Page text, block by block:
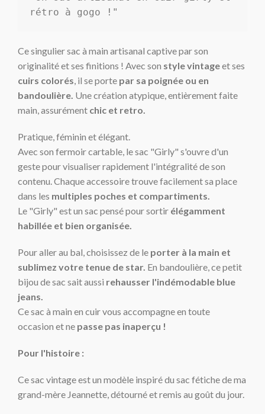
rétro à gogo !"
Ce singulier sac à main artisanal captive par son
originalité et ses finitions ! Avec son style vintageet ses
cuirs colorés, il se porte par sa poignée ou en
bandoulière. Une création atypique, entièrement faite
main, assurément chic et retro.
Pratique, féminin et élégant.
Avec son fermoir cartable, le sac "Girly" s'ouvre d'un
geste pour visualiser rapidement l'intégralité de son
contenu. Chaque accessoire trouve facilement sa place
dans les multiples poches et compartiments.
Le "Girly" est un sac pensé pour sortir élégamment
habillée et bien organisée.
Pour aller au bal, choisissez de le porter à la main et
sublimez votre tenue de star. En bandoulière, ce petit
bijou de sac sait aussi rehausser l'indémodable blue
jeans.
Ce sac à main en cuir vous accompagne en toute
occasion et ne passe pas inaperçu !
Pour l'histoire :
Ce sac vintage est un modèle inspiré du sac fétiche de ma
grand-mère Jeannette, détourné et remis au goût du jour.